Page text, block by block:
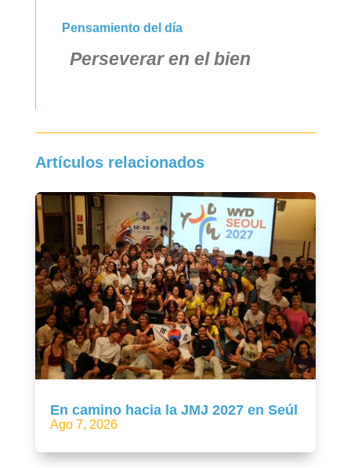
Pensamiento del día
Perseverar en el bien
Artículos relacionados
En camino hacia la JMJ 2027 en Seúl
Ago 7, 2026